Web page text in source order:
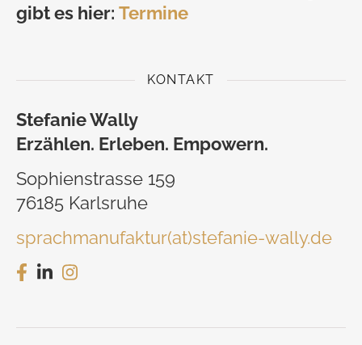
gibt es hier: Termine
KONTAKT
Stefanie Wally
Erzählen. Erleben. Empowern.
Sophienstrasse 159
76185 Karlsruhe
sprachmanufaktur(at)stefanie-wally.de